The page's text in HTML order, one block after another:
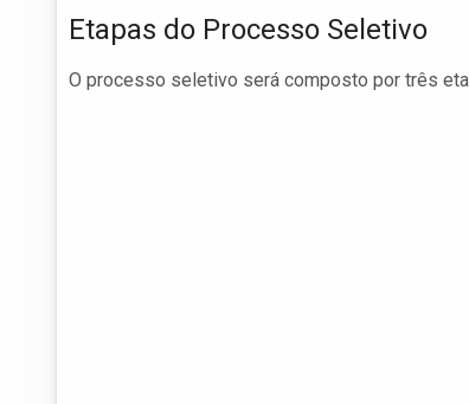
Etapas do Processo Seletivo
O processo seletivo será composto por três